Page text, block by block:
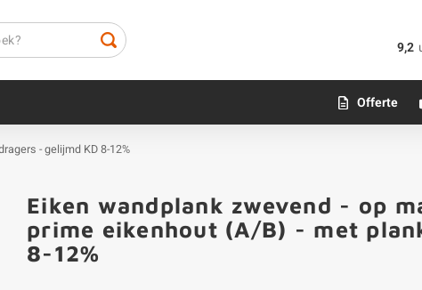
9,2
Offerte
- gelijmd KD 8-12%
Eiken wandplank zwevend - op
prime eikenhout (A/B) - met
8-12%